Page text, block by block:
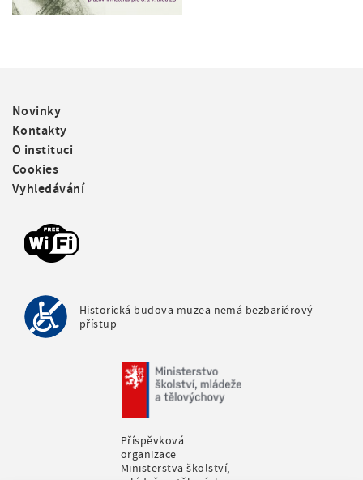
F
o
o
t
e
r
Novinky
Kontakty
O instituci
Cookies
Vyhledávání
Historická budova muzea nemá bezbariérový
přístup
Příspěvková
organizace
Ministerstva školství,